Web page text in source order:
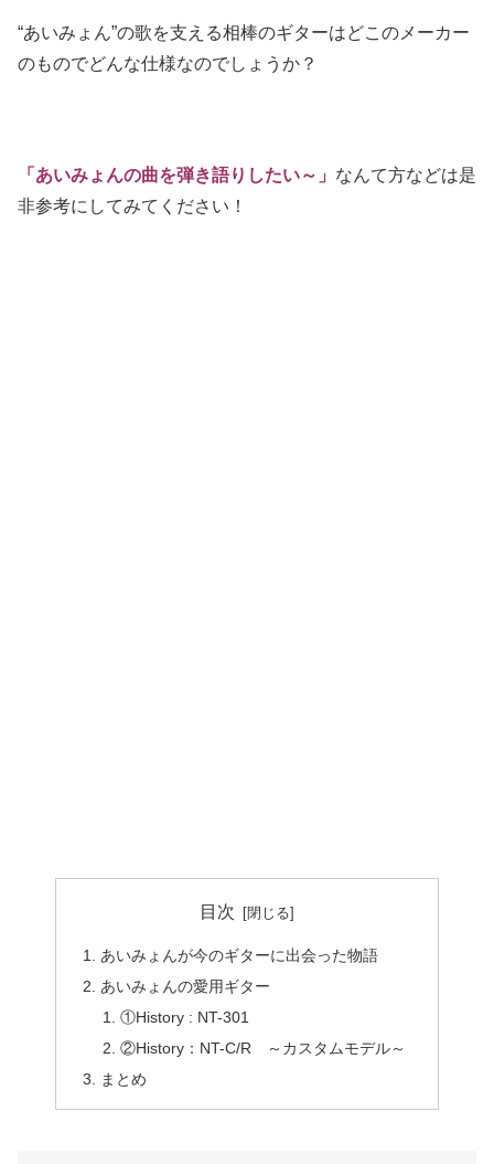
“あいみょん”の歌を支える相棒のギターはどこのメーカー
のものでどんな仕様なのでしょうか？
「あいみょんの曲を弾き語りしたい～」 なんて方などは是
非参考にしてみてください！
目次
あいみょんが今のギターに出会った物語
あいみょんの愛用ギター
①History : NT-301
②History：NT-C/R ～カスタムモデル～
まとめ